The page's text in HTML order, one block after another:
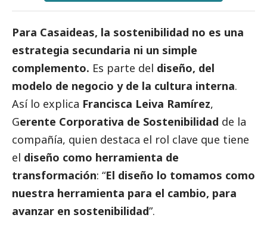
Para Casaideas, la sostenibilidad no es una
estrategia secundaria ni un simple
complemento. Es parte del diseño, del
modelo de negocio y de la cultura interna.
Así lo explica Francisca Leiva Ramírez,
Gerente Corporativa de Sostenibilidad de la
compañía, quien destaca el rol clave que tiene
el diseño como herramienta de
transformación: “El diseño lo tomamos como
nuestra herramienta para el cambio, para
avanzar en sostenibilidad”.